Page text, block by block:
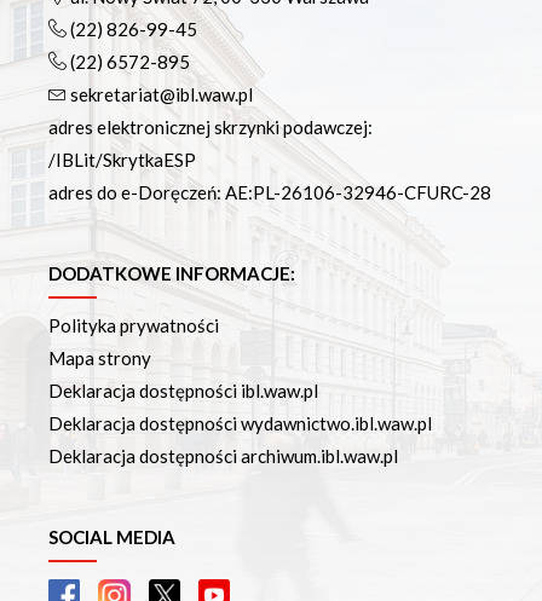
(22) 826-99-45
(22) 6572-895
sekretariat@ibl.waw.pl
adres elektronicznej skrzynki podawczej:
/IBLit/SkrytkaESP
adres do e-Doręczeń: AE:PL-26106-32946-CFURC-28
DODATKOWE INFORMACJE:
Polityka prywatności
Mapa strony
Deklaracja dostępności ibl.waw.pl
Deklaracja dostępności wydawnictwo.ibl.waw.pl
Deklaracja dostępności archiwum.ibl.waw.pl
SOCIAL MEDIA